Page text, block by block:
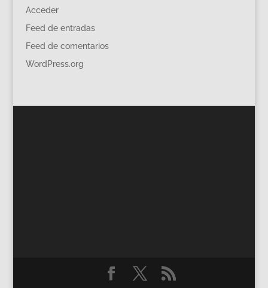
Acceder
Feed de entradas
Feed de comentarios
WordPress.org